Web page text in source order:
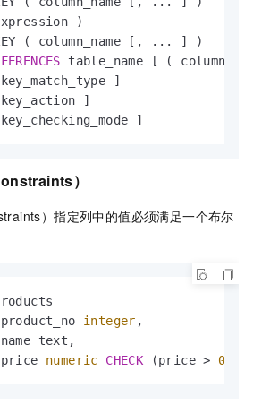
)
( column_name [, ... ] )
table_name [ (
]
]
]
）
）指定列中的值必须满足一个布尔
integer ,
text,
numeric CHECK (price > 0